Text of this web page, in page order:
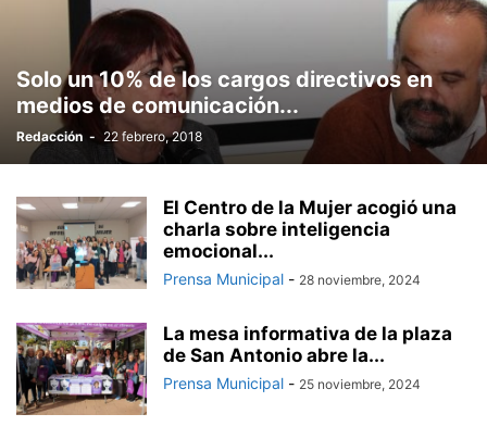
Solo un 10% de los cargos directivos en
medios de comunicación...
Redacción - 22 febrero, 2018
El Centro de la Mujer acogió una
charla sobre inteligencia
emocional...
Prensa Municipal - 28 noviembre, 2024
La mesa informativa de la plaza
de San Antonio abre la...
Prensa Municipal - 25 noviembre, 2024